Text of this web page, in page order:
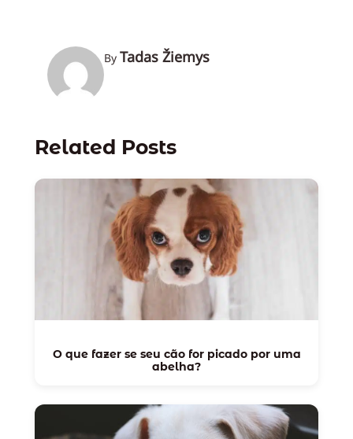
By Tadas Žiemys
Related Posts
O que fazer se seu cão for picado por uma
abelha?